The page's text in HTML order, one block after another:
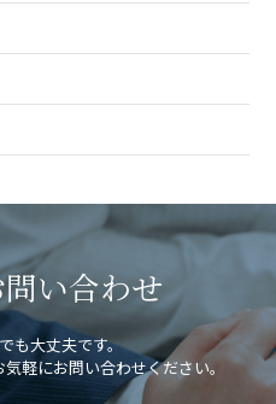
い合わせ
も大丈夫です。
軽にお問い合わせください。